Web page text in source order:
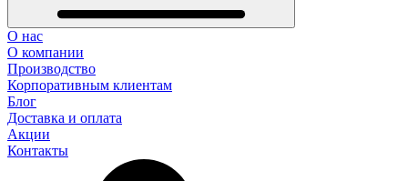
О нас
О компании
Производство
Корпоративным клиентам
Блог
Доставка и оплата
Акции
Контакты